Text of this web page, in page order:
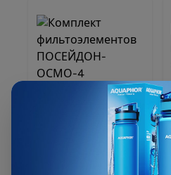
фильтоэлементов
ПОСЕЙДОН-ОСМО-4